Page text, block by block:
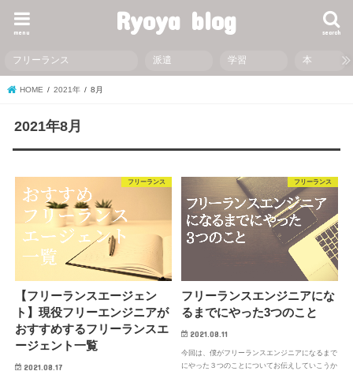
Ryoya blog search
menu
フリーランス 派遣 学習 本
HOME 2021年 8月
2021年8月
フリーランス
【フリーランスエージェン
ト】現役フリーエンジニアが
おすすめするフリーランスエ
ージェント一覧
2021.08.17
フリーランス
フリーランスエンジニアにな
るまでにやった3つのこと
2021.08.11
今回は、僕がフリーランスエンジニアになるまで
にやった３つのことについてお伝えしていこうか